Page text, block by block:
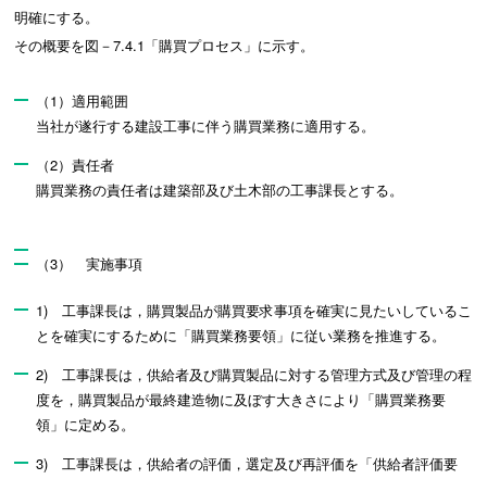
明確にする。
その概要を図－7.4.1「購買プロセス」に示す。
（1）適用範囲
当社が遂行する建設工事に伴う購買業務に適用する。
（2）責任者
購買業務の責任者は建築部及び土木部の工事課長とする。
（3） 実施事項
1) 工事課長は，購買製品が購買要求事項を確実に見たいしているこ
とを確実にするために「購買業務要領」に従い業務を推進する。
2) 工事課長は，供給者及び購買製品に対する管理方式及び管理の程
度を，購買製品が最終建造物に及ぼす大きさにより「購買業務要
領」に定める。
3) 工事課長は，供給者の評価，選定及び再評価を「供給者評価要